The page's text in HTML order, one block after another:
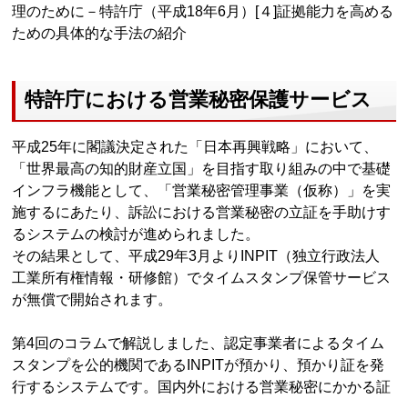
理のために－特許庁（平成18年6月）[４]証拠能力を高める
ための具体的な手法の紹介
特許庁における営業秘密保護サービス
平成25年に閣議決定された「日本再興戦略」において、
「世界最高の知的財産立国」を目指す取り組みの中で基礎
インフラ機能として、「営業秘密管理事業（仮称）」を実
施するにあたり、訴訟における営業秘密の立証を手助けす
るシステムの検討が進められました。
その結果として、平成29年3月よりINPIT（独立行政法人
工業所有権情報・研修館）でタイムスタンプ保管サービス
が無償で開始されます。
第4回のコラムで解説しました、認定事業者によるタイム
スタンプを公的機関であるINPITが預かり、預かり証を発
行するシステムです。国内外における営業秘密にかかる証